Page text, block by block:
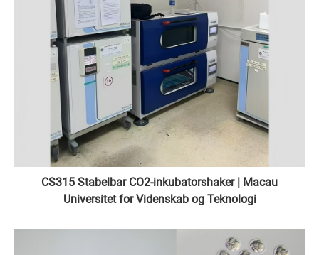
CS315 Stabelbar CO2-inkubatorshaker | Macau
Universitet for Videnskab og Teknologi